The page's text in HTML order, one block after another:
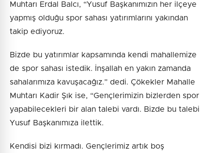
Muhtarı Erdal Balcı, “Yusuf Başkanımızın her ilçeye
yapmış olduğu spor sahası yatırımlarını yakından
takip ediyoruz.
Bizde bu yatırımlar kapsamında kendi mahallemize
de spor sahası istedik. İnşallah en yakın zamanda
sahalarımıza kavuşacağız.” dedi. Çökekler Mahalle
Muhtarı Kadir Şık ise, “Gençlerimizin bizlerden spor
yapabilecekleri bir alan talebi vardı. Bizde bu talebi
Yusuf Başkanımıza ilettik.
Kendisi bizi kırmadı. Gençlerimiz artık boş